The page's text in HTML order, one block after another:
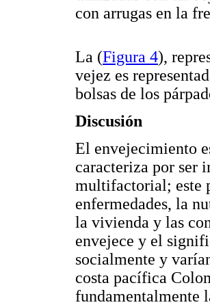
con arrugas en la
La (Figura 4),
vejez es
bolsas de los
Discusión
El envejecimiento
caracteriza por ser
multifactorial; este
enfermedades, la
la vivienda y las
envejece y el
socialmente y
costa pacífica
fundamentalmente